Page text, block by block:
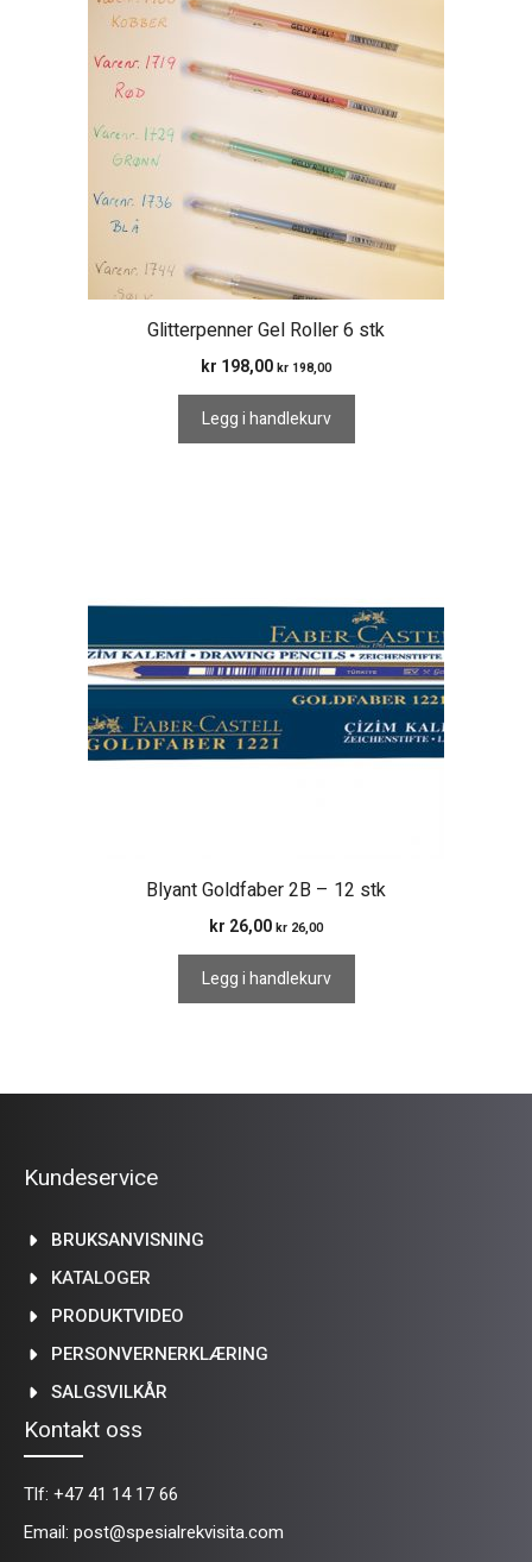
Glitterpenner Gel Roller 6 stk
kr 198,00 kr 198,00
Legg i handlekurv
Blyant Goldfaber 2B – 12 stk
kr 26,00 kr 26,00
Legg i handlekurv
Kundeservice
BRUKSANVISNING
KATALOGER
PRODUKTVIDEO
PERSONVERNERKLÆRING
SALGSVILKÅR
Kontakt oss
Tlf: +47 41 14 17 66
Email: post@spesialrekvisita.com